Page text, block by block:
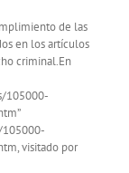
de las
en los artículos
criminal.En
105000-
visitado por